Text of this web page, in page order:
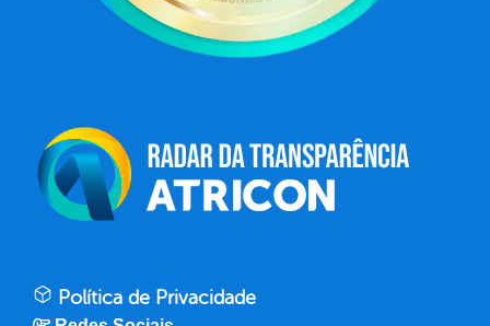
Política de Privacidade